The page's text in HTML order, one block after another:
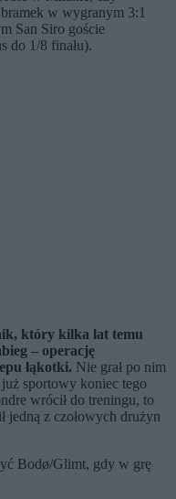
w wygranym 3:1
San Siro goście
do 1/8 finału).
który kilka lat temu
– operację
łąkotki. Nie grał po nim
sportowy koniec tego
wrócił do treningu, to
jedną z czołowych drużyn
Bodø/Glimt, gdy w grę